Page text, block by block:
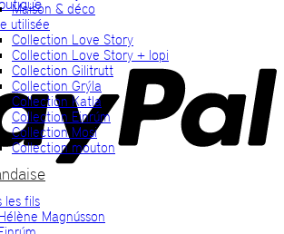
Maison & déco
utilisée
Collection Love Story
Collection Love Story + lopi
Collection Gilitrutt
Collection Grýla
Collection Katla
Collection Einrúm
Collection Mosi
Collection mouton
les fils
Magnússon